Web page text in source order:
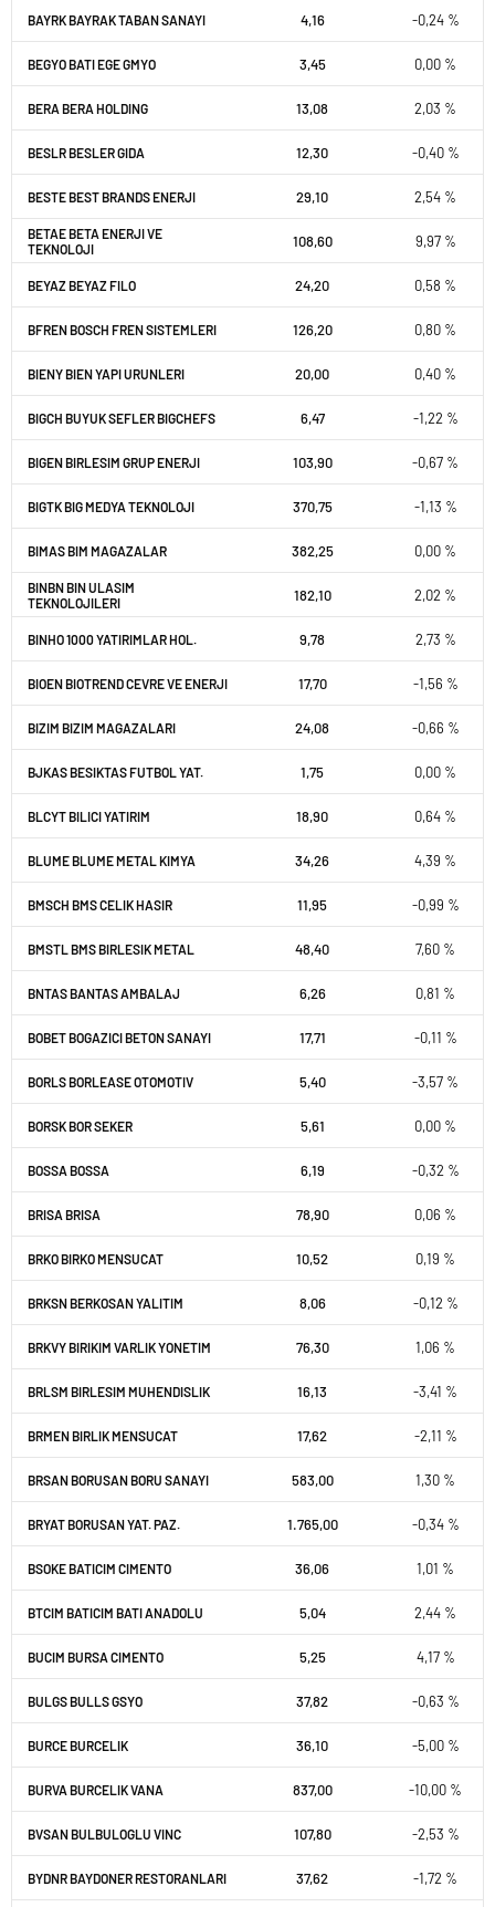
BAYRK BAYRAK TABAN SANAYI 4,16 -0,24 %
BEGYO BATI EGE GMYO 3,45 0,00 %
BERA BERA HOLDING 13,08 2,03 %
BESLR BESLER GIDA 12,30 -0,40 %
BESTE BEST BRANDS ENERJI 29,10 2,54 %
BETAE BETA ENERJI VE
TEKNOLOJI
108,60 9,97 %
BEYAZ BEYAZ FILO 24,20 0,58 %
BFREN BOSCH FREN SISTEMLERI 126,20 0,80 %
BIENY BIEN YAPI URUNLERI 20,00 0,40 %
BIGCH BUYUK SEFLER BIGCHEFS 6,47 -1,22 %
BIGEN BIRLESIM GRUP ENERJI 103,90 -0,67 %
BIGTK BIG MEDYA TEKNOLOJI 370,75 -1,13 %
BIMAS BIM MAGAZALAR 382,25 0,00 %
BINBN BIN ULASIM
TEKNOLOJILERI
182,10 2,02 %
BINHO 1000 YATIRIMLAR HOL. 9,78 2,73 %
BIOEN BIOTREND CEVRE VE ENERJI 17,70 -1,56 %
BIZIM BIZIM MAGAZALARI 24,08 -0,66 %
BJKAS BESIKTAS FUTBOL YAT. 1,75 0,00 %
BLCYT BILICI YATIRIM 18,90 0,64 %
BLUME BLUME METAL KIMYA 34,26 4,39 %
BMSCH BMS CELIK HASIR 11,95 -0,99 %
BMSTL BMS BIRLESIK METAL 48,40 7,60 %
BNTAS BANTAS AMBALAJ 6,26 0,81 %
BOBET BOGAZICI BETON SANAYI 17,71 -0,11 %
BORLS BORLEASE OTOMOTIV 5,40 -3,57 %
BORSK BOR SEKER 5,61 0,00 %
BOSSA BOSSA 6,19 -0,32 %
BRISA BRISA 78,90 0,06 %
BRKO BIRKO MENSUCAT 10,52 0,19 %
BRKSN BERKOSAN YALITIM 8,06 -0,12 %
BRKVY BIRIKIM VARLIK YONETIM 76,30 1,06 %
BRLSM BIRLESIM MUHENDISLIK 16,13 -3,41 %
BRMEN BIRLIK MENSUCAT 17,62 -2,11 %
BRSAN BORUSAN BORU SANAYI 583,00 1,30 %
BRYAT BORUSAN YAT. PAZ. 1.765,00 -0,34 %
BSOKE BATICIM CIMENTO 36,06 1,01 %
BTCIM BATICIM BATI ANADOLU 5,04 2,44 %
BUCIM BURSA CIMENTO 5,25 4,17 %
BULGS BULLS GSYO 37,82 -0,63 %
BURCE BURCELIK 36,10 -5,00 %
BURVA BURCELIK VANA 837,00 -10,00 %
BVSAN BULBULOGLU VINC 107,80 -2,53 %
BYDNR BAYDONER RESTORANLARI 37,62 -1,72 %